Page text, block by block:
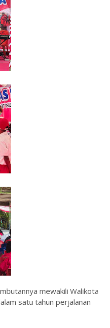
mewakili Walikota
satu tahun perjalanan